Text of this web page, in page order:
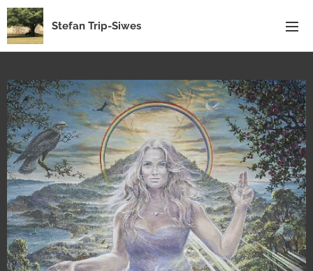
Stefan Trip-Siwes